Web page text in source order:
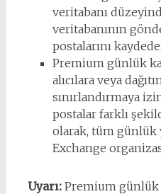
veritabanı
veritabanının
postalarını
Premium günlük
alıcılara veya
sınırlandırmaya
postalar farklı
olarak, tüm günlük
Exchange
Uyarı:Premium günlük